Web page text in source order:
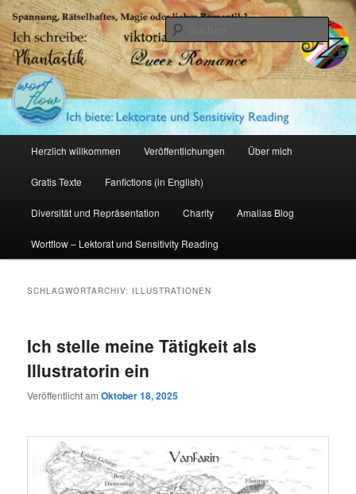
Zum
primären
Inhalt
springen
Zum
sekundären
Inhalt
springenAmalia Zeichnerin
Herzlich willkommen Veröffentlichungen Über mich
Gratis Texte Fanfictions (in English)
Diversität und Repräsentation Charity Amalias Blog
Wortflow – Lektorat und Sensitivity Reading
SCHLAGWORTARCHIV: ILLUSTRATIONEN
Ich stelle meine Tätigkeit als
Illustratorin ein
Veröffentlicht amOktober 18, 2025